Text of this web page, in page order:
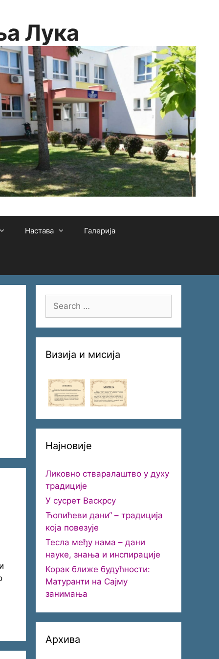
Лука
Настава Галерија
Search
for:
Визија и мисија
Најновије
Ликовно стваралаштво у духу
традиције
У сусрет Васкрсу
Ћопићеви дани“ – традиција
која повезује
Тесла међу нама – дани
науке, знања и инспирације
Корак ближе будућности:
Матуранти на Сајму
занимања
Архива